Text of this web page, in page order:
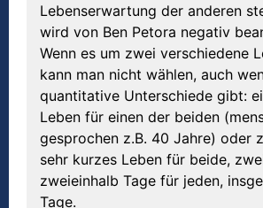
Lebenserwartung der anderen
wird von Ben Petora negativ
Wenn es um zwei verschiedene
kann man nicht wählen, auch
quantitative Unterschiede gibt:
Leben für einen der beiden
gesprochen z.B. 40 Jahre) oder
sehr kurzes Leben für beide,
zweieinhalb Tage für jeden,
Tage.